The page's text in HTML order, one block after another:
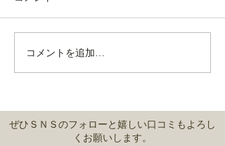
名物つくね『味鳥焼』が
好評！
コメントを追加…
ぜひＳＮＳのフォローと嬉しい口コミもよろし
くお願いします。